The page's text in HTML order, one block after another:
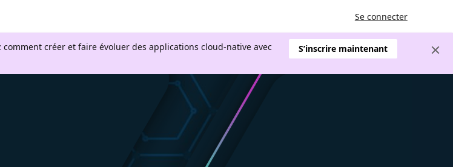
Se connecter
comment créer et faire évoluer des applications cloud-native avec
S’inscrire maintenant